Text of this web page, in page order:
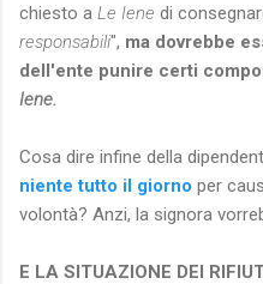
chiesto a Le Iene di
responsabili", ma dovrebbe
dell'ente punire certi
Iene.
Cosa dire infine della
niente tutto il giorno per
volontà? Anzi, la signora
E LA SITUAZIONE DEI